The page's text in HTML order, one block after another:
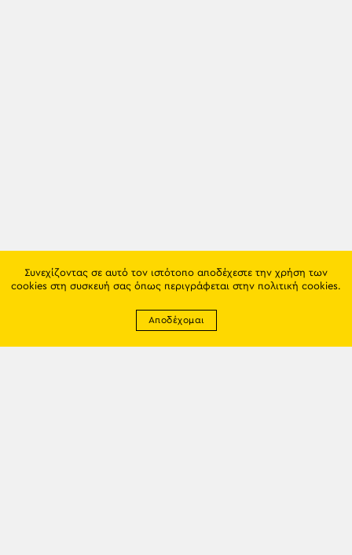
Συνεχίζοντας σε αυτό τον ιστότοπο αποδέχεστε την χρήση των
cookies στη συσκευή σας όπως περιγράφεται στην πολιτική cookies.
Αποδέχομαι